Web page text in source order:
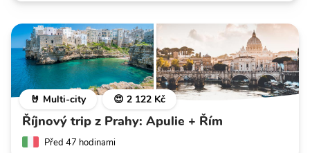
🤘 Multi-city 😍 2 122 Kč
Říjnový trip z Prahy: Apulie + Řím
Před 47 hodinami